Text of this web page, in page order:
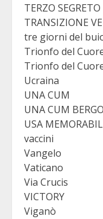
TERZO
TRANSIZIONE
tre giorni del
Trionfo del
Trionfo del
Ucraina
UNA CUM
UNA CUM
USA
vaccini
Vangelo
Vaticano
Via Crucis
VICTORY
Viganò